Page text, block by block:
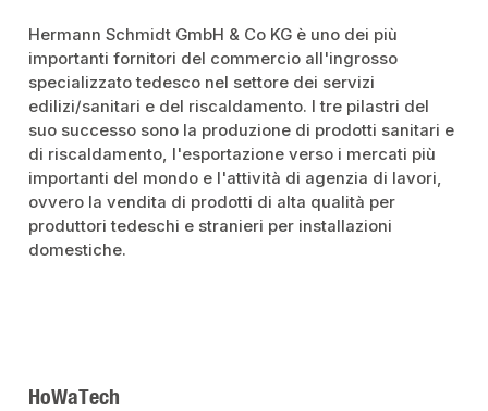
Hermann Schmidt GmbH & Co KG è uno dei più
importanti fornitori del commercio all'ingrosso
specializzato tedesco nel settore dei servizi
edilizi/sanitari e del riscaldamento. I tre pilastri del
suo successo sono la produzione di prodotti sanitari e
di riscaldamento, l'esportazione verso i mercati più
importanti del mondo e l'attività di agenzia di lavori,
ovvero la vendita di prodotti di alta qualità per
produttori tedeschi e stranieri per installazioni
domestiche.
HoWaTech